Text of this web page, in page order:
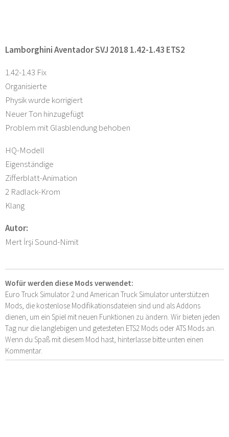
Lamborghini Aventador SVJ 2018 1.42-1.43 ETS2
1.42-1.43 Fix
Organisierte
Physik wurde korrigiert
Neuer Ton hinzugefügt
Problem mit Glasblendung behoben
HQ-Modell
Eigenständige
Zifferblatt-Animation
2 Radlack-Krom
Klang
Autor:
Mert İrşi Sound-Nimit
Wofür werden diese Mods verwendet:
Euro Truck Simulator 2 und American Truck Simulator unterstützen
Mods, die kostenlose Modifikationsdateien sind und als Addons
dienen, um ein Spiel mit neuen Funktionen zu ändern. Wir bieten jeden
Tag nur die langlebigen und getesteten ETS2 Mods oder ATS Mods an.
Wenn du Spaß mit diesem Mod hast, hinterlasse bitte unten einen
Kommentar.